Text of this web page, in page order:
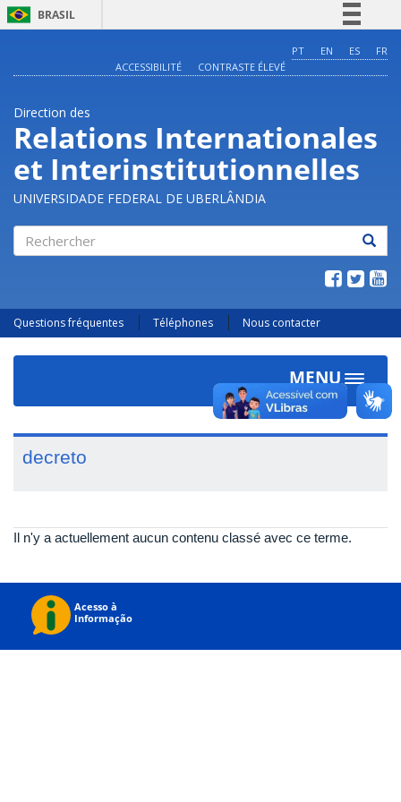
BRASIL
Comunica BR
Acesso à informação
Legislação
Canais
PT EN ES
FR
ACCESSIBILITÉ
CONTRASTE ÉLEVÉ
Direction des
Relations Internationales
et Interinstitutionnelles
UNIVERSIDADE FEDERAL DE UBERLÂNDIA
Questions fréquentes Téléphones Nous contacter
MENU
Toggle
decreto
Il n'y a actuellement aucun contenu classé avec ce terme.